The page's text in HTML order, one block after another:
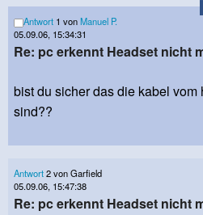
Antwort 1 vonManuel P.
05.09.06, 15:34:31
Re: pc erkennt Headset nicht
bist du sicher das die kabel vom
sind??
Antwort2 von Garfield
05.09.06, 15:47:38
Re: pc erkennt Headset nicht